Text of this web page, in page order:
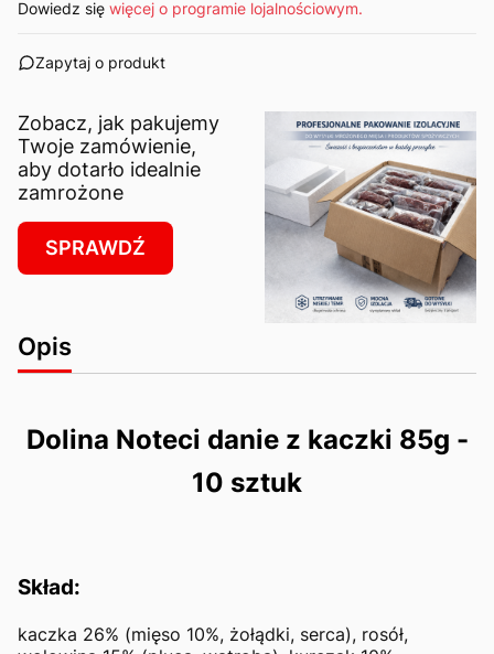
Dowiedz się więcej o programie lojalnościowym.
Zapytaj o produkt
Zobacz, jak pakujemy
Twoje zamówienie,
aby dotarło idealnie
zamrożone
SPRAWDŹ
Opis
Dolina Noteci danie z kaczki 85g -
10 sztuk
Skład:
kaczka 26% (mięso 10%, żołądki, serca), rosół,